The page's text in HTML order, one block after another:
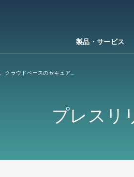
製品・サービス
IP Infusion、クラウドベースのセキュアなルーティングを可能にする「Virtual SD-Edge」を提供開始
プレスリ